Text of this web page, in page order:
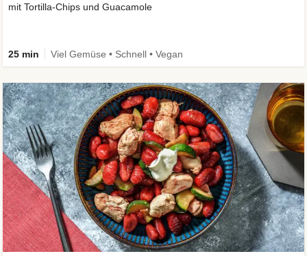
mit Tortilla-Chips und Guacamole
25 min Viel Gemüse • Schnell • Vegan